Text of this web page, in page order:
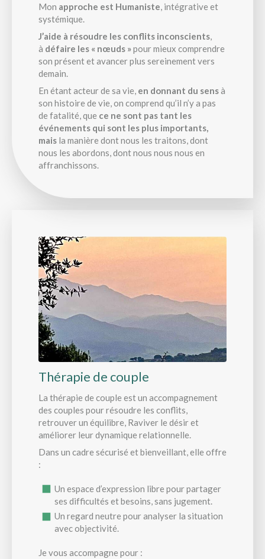
Mon approche est Humaniste , intégrative et
systémique.
J’aide à résoudre les conflits inconscients
à défaire les « nœuds »pour mieux comprendre
son présent et avancer plus sereinement vers
demain.
En étant acteur de sa vie, en donnant du sensà
son histoire de vie, on comprend qu’il n’y a pas
de fatalité, que ce ne sont pas tant les
événements qui sont les plus importants,
mais la manière dont nous les traitons, dont
nous les abordons, dont nous nous nous en
affranchissons.
Thérapie de couple
La thérapie de couple est un accompagnement
des couples pour résoudre les conflits,
retrouver un équilibre, Raviver le désir et
améliorer leur dynamique relationnelle.
Dans un cadre sécurisé et bienveillant, elle offre
:
Un espace d’expression libre pour partager
ses difficultés et besoins, sans jugement.
Un regard neutre pour analyser la situation
avec objectivité.
Je vous accompagne pour :